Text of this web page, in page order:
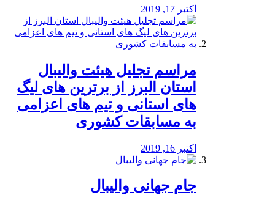
اکتبر 17, 2019
مراسم تجلیل هیئت والیبال
استان البرز از برترین های لیگ
های استانی و تیم های اعزامی
به مسابقات کشوری
اکتبر 16, 2019
جام جهانی والیبال